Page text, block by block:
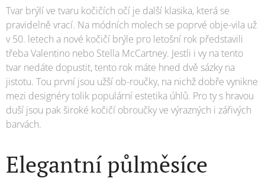
Tvar brýlí ve tvaru kočičích očí je další klasika, která se
pravidelně vrací. Na módních molech se poprvé obje-vila už
v 50. letech a nové kočičí brýle pro letošní rok představili
třeba Valentino nebo Stella McCartney. Jestli i vy na tento
tvar nedáte dopustit, tento rok máte hned dvě sázky na
jistotu. Tou první jsou užší ob-roučky, na nichž dobře vynikne
mezi designéry tolik populární estetika úhlů. Pro ty s hravou
duší jsou pak široké kočičí obroučky ve výrazných i zářivých
barvách.
Elegantní půlměsíce